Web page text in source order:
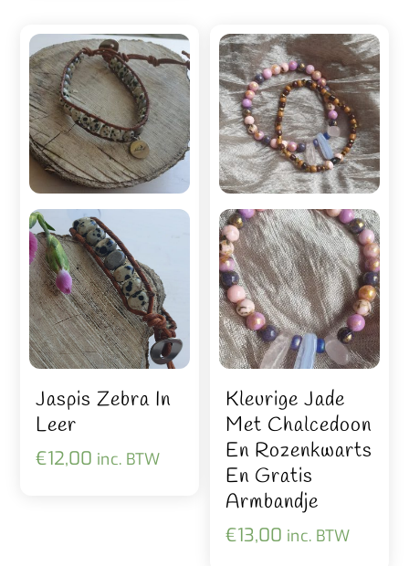
Jaspis Zebra In
Leer
€12,00 inc. BTW
Kleurige Jade
Met Chalcedoon
En Rozenkwarts
En Gratis
Armbandje
€13,00 inc. BTW